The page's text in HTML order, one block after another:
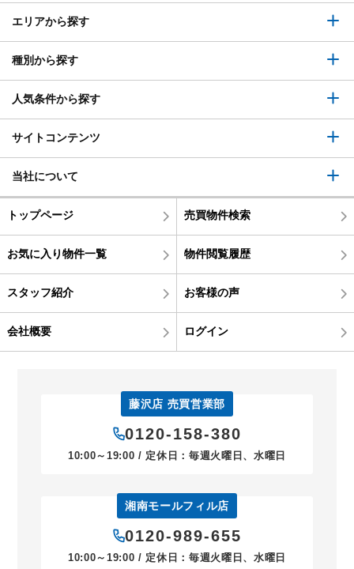
エリアから探す
種別から探す
人気条件から探す
サイトコンテンツ
当社について
トップページ 売買物件検索
お気に入り物件一覧 物件閲覧履歴
スタッフ紹介 お客様の声
会社概要 ログイン
藤沢店 売買営業部
0120-158-380
10:00～19:00 / 定休日：毎週火曜日、水曜日
湘南モールフィル店
0120-989-655
10:00～19:00 / 定休日：毎週火曜日、水曜日